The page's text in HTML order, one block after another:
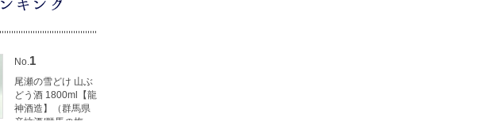
No.1
尾瀬の雪どけ 山ぶ
どう酒 1800ml【龍
神酒造】（群馬県
産地酒/群馬の梅